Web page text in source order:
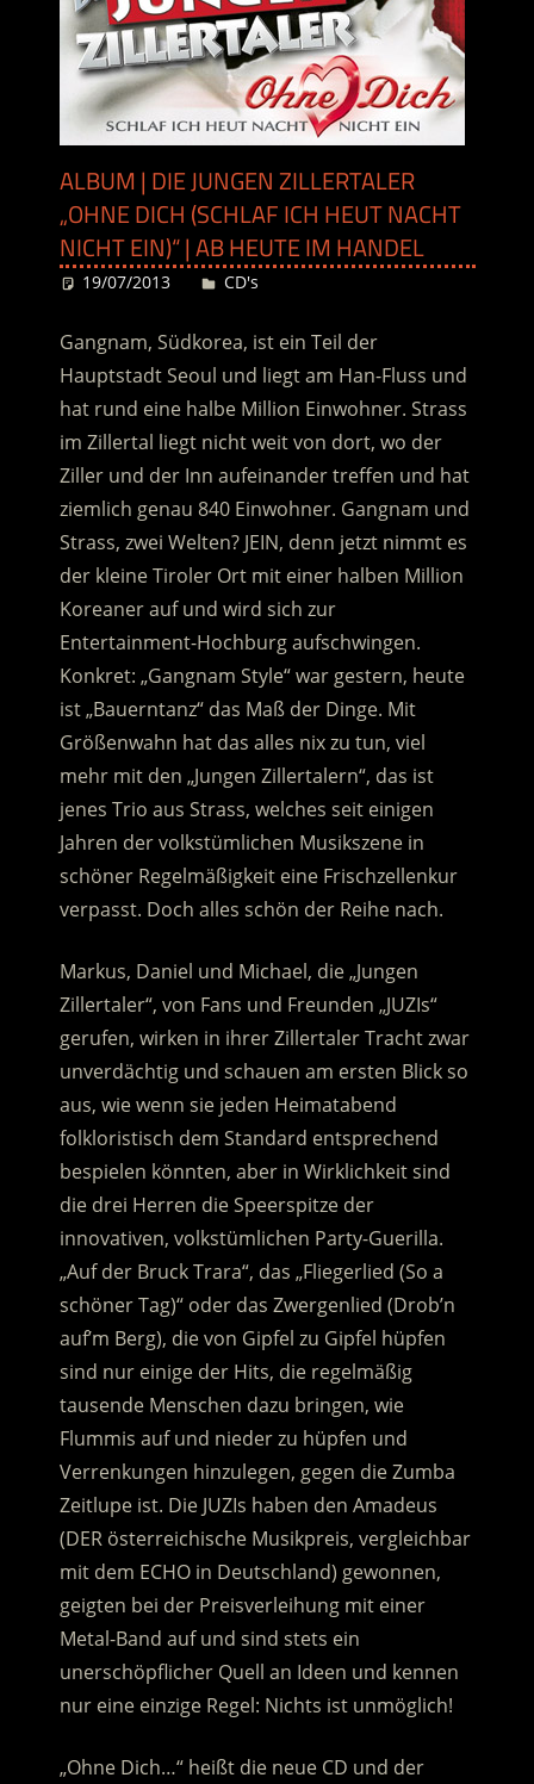
ALBUM | DIE JUNGEN ZILLERTALER
„OHNE DICH (SCHLAF ICH HEUT NACHT
NICHT EIN)“ | AB HEUTE IM HANDEL
19/07/2013 Desiree
CD's
Gangnam, Südkorea, ist ein Teil der
Hauptstadt Seoul und liegt am Han-Fluss und
hat rund eine halbe Million Einwohner. Strass
im Zillertal liegt nicht weit von dort, wo der
Ziller und der Inn aufeinander treffen und hat
ziemlich genau 840 Einwohner. Gangnam und
Strass, zwei Welten? JEIN, denn jetzt nimmt es
der kleine Tiroler Ort mit einer halben Million
Koreaner auf und wird sich zur
Entertainment-Hochburg aufschwingen.
Konkret: „Gangnam Style“ war gestern, heute
ist „Bauerntanz“ das Maß der Dinge. Mit
Größenwahn hat das alles nix zu tun, viel
mehr mit den „Jungen Zillertalern“, das ist
jenes Trio aus Strass, welches seit einigen
Jahren der volkstümlichen Musikszene in
schöner Regelmäßigkeit eine Frischzellenkur
verpasst. Doch alles schön der Reihe nach.
Markus, Daniel und Michael, die „Jungen
Zillertaler“, von Fans und Freunden „JUZIs“
gerufen, wirken in ihrer Zillertaler Tracht zwar
unverdächtig und schauen am ersten Blick so
aus, wie wenn sie jeden Heimatabend
folkloristisch dem Standard entsprechend
bespielen könnten, aber in Wirklichkeit sind
die drei Herren die Speerspitze der
innovativen, volkstümlichen Party-Guerilla.
„Auf der Bruck Trara“, das „Fliegerlied (So a
schöner Tag)“ oder das Zwergenlied (Drob’n
auf’m Berg), die von Gipfel zu Gipfel hüpfen
sind nur einige der Hits, die regelmäßig
tausende Menschen dazu bringen, wie
Flummis auf und nieder zu hüpfen und
Verrenkungen hinzulegen, gegen die Zumba
Zeitlupe ist. Die JUZIs haben den Amadeus
(DER österreichische Musikpreis, vergleichbar
mit dem ECHO in Deutschland) gewonnen,
geigten bei der Preisverleihung mit einer
Metal-Band auf und sind stets ein
unerschöpflicher Quell an Ideen und kennen
nur eine einzige Regel: Nichts ist unmöglich!
„Ohne Dich…“ heißt die neue CD und der